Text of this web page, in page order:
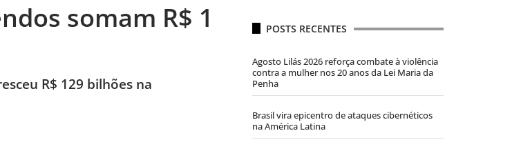
somam R$ 1
R$ 129 bilhões na
POSTS RECENTES
Agosto Lilás 2026 reforça combate à violência
contra a mulher nos 20 anos da Lei Maria da
Penha
Brasil vira epicentro de ataques cibernéticos
na América Latina